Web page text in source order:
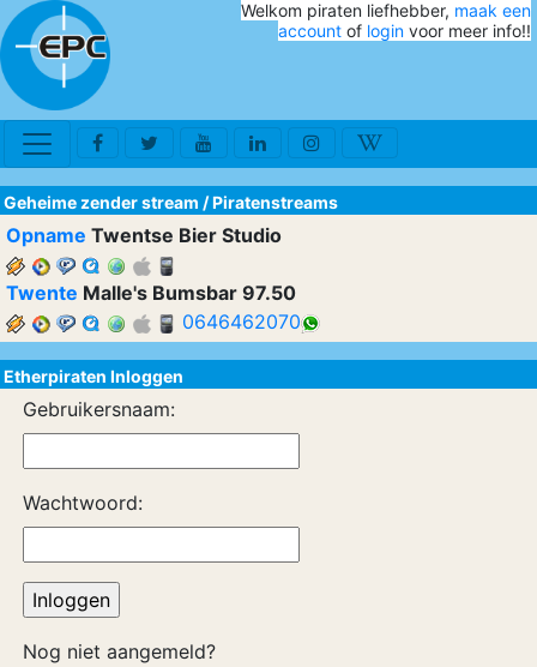
Welkom piraten liefhebber, maak een
account of login voor meer info!!
Geheime zender stream /Piratenstreams
Opname Twentse Bier Studio
Twente Malle's Bumsbar 97.50
0646462070
Etherpiraten Inloggen
Gebruikersnaam:
Wachtwoord:
Nog niet aangemeld?